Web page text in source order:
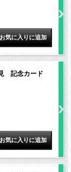
記念カード